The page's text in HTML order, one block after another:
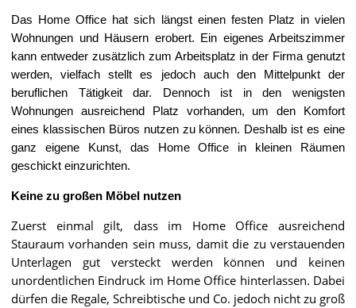
Das Home Office hat sich längst einen festen Platz in vielen
Wohnungen und Häusern erobert. Ein eigenes Arbeitszimmer
kann entweder zusätzlich zum Arbeitsplatz in der Firma genutzt
werden, vielfach stellt es jedoch auch den Mittelpunkt der
beruflichen Tätigkeit dar. Dennoch ist in den wenigsten
Wohnungen ausreichend Platz vorhanden, um den Komfort
eines klassischen Büros nutzen zu können. Deshalb ist es eine
ganz eigene Kunst, das Home Office in kleinen Räumen
geschickt einzurichten.
Keine zu großen Möbel nutzen
Zuerst einmal gilt, dass im Home Office ausreichend
Stauraum vorhanden sein muss, damit die zu verstauenden
Unterlagen gut versteckt werden können und keinen
unordentlichen Eindruck im Home Office hinterlassen. Dabei
dürfen die Regale, Schreibtische und Co. jedoch nicht zu groß